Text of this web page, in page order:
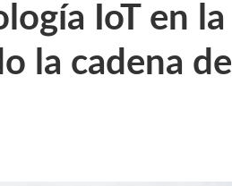
IoT en la
la cadena de